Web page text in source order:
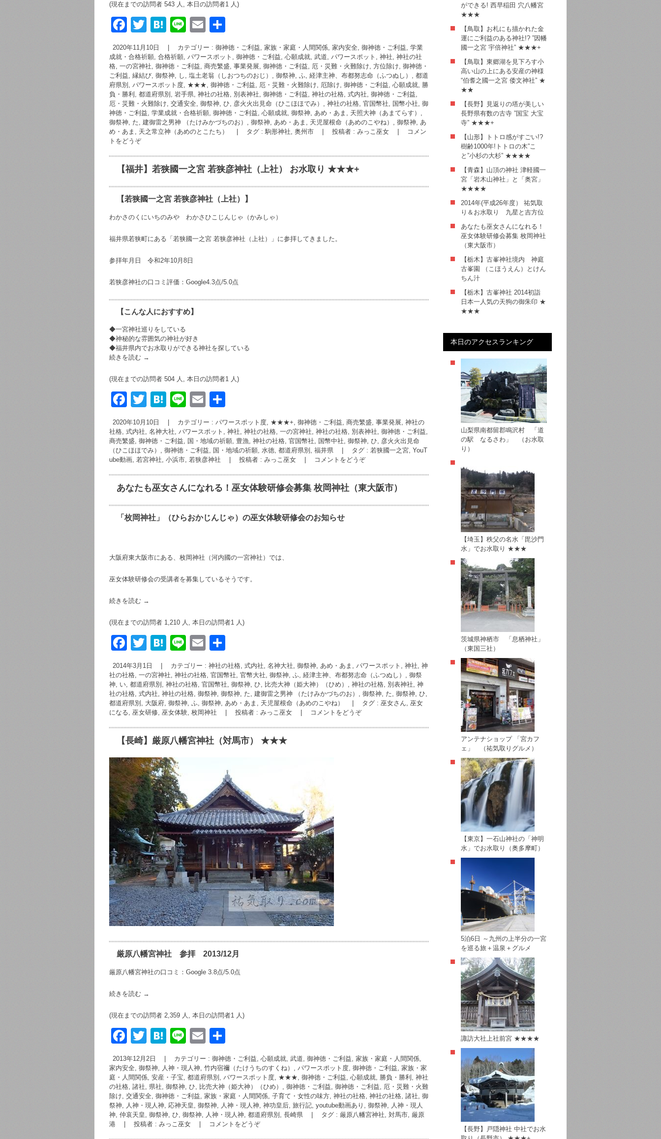
(現在までの訪問者 543 人, 本日の訪問者1 人)
F
a
c
e
b
o
o
k
T
wi
tt
er
H
at
e
n
a
Li
e
E
m
ail
有
2020年11月10日 カテゴリー : 御神徳・ご利益, 家族・家庭・人間関係, 家内安全, 御神徳・ご利益, 学業
成就・合格祈願, 合格祈願, パワースポット , 御神徳・ご利益, 心願成就, 武道, パワースポット, 神社, 神社の社
格, 一の宮神社, 御神徳・ご利益, 商売繁盛, 事業発展, 御神徳・ご利益, 厄・災難・火難除け, 方位除け, 御神徳・
ご利益, 縁結び, 御祭神, し, 塩土老翁（しおつちのおじ） , 御祭神, ふ, 経津主神、布都努志命（ふつぬし） , 都道
府県別 , パワースポット度, ★★★, 御神徳・ご利益, 厄・災難・火難除け, 厄除け, 御神徳・ご利益, 心願成就, 勝
負・勝利 , 都道府県別, 岩手県, 神社の社格, 別表神社, 御神徳・ご利益, 神社の社格, 式内社, 御神徳・ご利益,
厄・災難・火難除け, 交通安全, 御祭神, ひ, 彦火火出見命（ひこほほでみ） , 神社の社格, 官国幣社, 国幣小社, 御
神徳・ご利益, 学業成就・合格祈願, 御神徳・ご利益, 心願成就, 御祭神, あめ・あま, 天照大神（あまてらす） ,
御祭神, た, 建御雷之男神 （たけみかづちのお） , 御祭神, あめ・あま, 天児屋根命（あめのこやね） , 御祭神, あ
め・あま, 天之常立神（あめのとこたち）
タグ :駒形神社, 奥州市 投稿者 : みっこ巫女
コメン
トをどうぞ
【福井】若狭國一之宮 若狭彦神社（上社） お水取り ★★★+
【若狭國一之宮 若狭彦神社（上社）】
わかさのくにいちのみや わかさひこじんじゃ（かみしゃ）
福井県若狭町にある「若狭國一之宮 若狭彦神社（上社）」に参拝してきました。
参拝年月日 令和2年10月8日
若狭彦神社の口コミ評価：Google4.3点/5.0点
【こんな人におすすめ】
◆一宮神社巡りをしている
◆神秘的な雰囲気の神社が好き
◆福井県内でお水取りができる神社を探している
続きを読む →
(現在までの訪問者 504 人, 本日の訪問者1 人)
F
a
c
e
b
o
o
k
T
wi
tt
er
H
at
e
n
a
Li
e
E
ail
2020年10月10日 カテゴリー : パワースポット度, ★★★+, 御神徳・ご利益, 商売繁盛, 事業発展, 神社の
社格, 式内社, 名神大社, パワースポット, 神社, 神社の社格, 一の宮神社, 神社の社格, 別表神社, 御神徳・ご利益,
商売繁盛, 御神徳・ご利益, 国・地域の祈願, 豊漁, 神社の社格, 官国幣社, 国幣中社, 御祭神, ひ, 彦火火出見命
（ひこほほでみ） , 御神徳・ご利益, 国・地域の祈願, 水徳, 都道府県別, 福井県 タグ : 若狭國一之宮, YouT
ube動画, 若宮神社, 小浜市, 若狭彦神社 投稿者 : みっこ巫女 コメントをどうぞ
あなたも巫女さんになれる！巫女体験研修会募集 枚岡神社（東大阪市）
「枚岡神社」（ひらおかじんじゃ）の巫女体験研修会のお知らせ
大阪府東大阪市にある、枚岡神社（河内國の一宮神社）では、
巫女体験研修会の受講者を募集しているそうです。
続きを読む →
(現在までの訪問者 1,210 人, 本日の訪問者1 人)
F
a
c
e
b
o
o
k
T
wi
tt
er
H
e
n
a
Li
n
e
E
m
ail
有
2014年3月1日 カテゴリー : 神社の社格, 式内社, 名神大社, 御祭神, あめ・あま , パワースポット, 神社, 神
社の社格, 一の宮神社, 神社の社格, 官国幣社, 官幣大社, 御祭神, ふ, 経津主神、布都努志命（ふつぬし） , 御祭
神, い, 都道府県別 , 神社の社格, 官国幣社, 御祭神, ひ, 比売大神（姫大神）（ひめ） , 神社の社格, 別表神社, 神
社の社格, 式内社, 神社の社格, 御祭神, 御祭神, た, 建御雷之男神 （たけみかづちのお） , 御祭神, た, 御祭神, ひ,
都道府県別, 大阪府, 御祭神, ふ, 御祭神, あめ・あま, 天児屋根命（あめのこやね） タグ : 巫女さん, 巫女
になる, 巫女研修, 巫女体験, 枚岡神社 投稿者 : みっこ巫女 コメントをどうぞ
【長崎】厳原八幡宮神社（対馬市） ★★★
厳原八幡宮神社 参拝 2013/12月
厳原八幡宮神社の口コミ：Google 3.8点/5.0点
続きを読む →
(現在までの訪問者 2,359 人, 本日の訪問者1 人)
F
a
c
e
b
o
o
T
wi
tt
er
H
e
n
a
Li
n
e
E
m
ail
有
2013年12月2日 カテゴリー : 御神徳・ご利益, 心願成就, 武道, 御神徳・ご利益, 家族・家庭・人間関係,
家内安全, 御祭神, 人神・現人神, 竹内宿禰（たけうちのすくね） , パワースポット度, 御神徳・ご利益, 家族・家
庭・人間関係, 安産・子宝, 都道府県別 , パワースポット度, ★★★, 御神徳・ご利益, 心願成就, 勝負・勝利 , 神社
の社格, 諸社, 県社, 御祭神, ひ, 比売大神（姫大神）（ひめ） , 御神徳・ご利益, 御神徳・ご利益, 厄・災難・火難
除け, 交通安全, 御神徳・ご利益, 家族・家庭・人間関係, 子育て・女性の味方, 神社の社格, 神社の社格, 諸社, 御
祭神, 人神・現人神, 応神天皇, 御祭神, 人神・現人神, 神功皇后, 旅行記, youtube動画あり , 御祭神, 人神・現人
神, 仲哀天皇, 御祭神, ひ, 御祭神, 人神・現人神, 都道府県別, 長崎県 タグ : 厳原八幡宮神社, 対馬市, 厳原
港
投稿者 : みっこ巫女 コメントをどうぞ
ができる! 西早稲田 穴八幡宮
★★★
【鳥取】お札にも描かれた金
運にご利益のある神社!? ”因幡
國一之宮 宇倍神社” ★★★+
【鳥取】東郷湖を見下ろす小
高い山の上にある安産の神様
“伯耆之國一之宮 倭文神社” ★
★★
【長野】見返りの塔が美しい
長野県有数の古寺 ”国宝 大宝
寺” ★★★+
【山形】トトロ感がすごい!?
樹齢1000年!トトロの木”こ
と”小杉の大杉” ★★★★
【青森】山頂の神社 津軽國一
宮「岩木山神社」と「奥宮」
★★★★
2014年(平成26年度） 祐気取
り＆お水取り 九星と吉方位
あなたも巫女さんになれる！
巫女体験研修会募集 枚岡神社
（東大阪市）
【栃木】古峯神社境内 神庭
古峯園 （こほうえん）とけん
ちん汁
【栃木】古峯神社 2014初詣
日本一人気の天狗の御朱印 ★
★★★
本日のアクセスランキング
山梨県南都留郡鳴沢村 「道
の駅 なるさわ」 （お水取
り）
【埼玉】秩父の名水「毘沙門
水」でお水取り ★★★
茨城県神栖市 「息栖神社」
（東国三社）
アンテナショップ 「宮カフ
ェ」 （祐気取りグルメ）
【東京】一石山神社の「神明
水」でお水取り（奥多摩町）
5泊6日 ～九州の上半分の一宮
を巡る旅＋温泉＋グルメ
諏訪大社上社前宮 ★★★★
【長野】戸隠神社 中社でお水